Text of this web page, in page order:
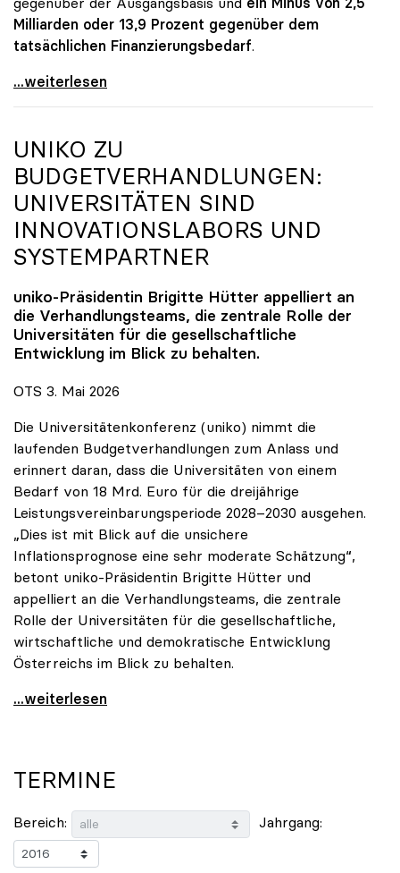
Milliarden oder 13,9 Prozent gegenüber dem
tatsächlichen Finanzierungsbedarf.
\"Österreich ist für die heimischen Universitäten
...weiterlesen
UNIKO ZU
BUDGETVERHANDLUNGEN:
UNIVERSITÄTEN SIND
INNOVATIONSLABORS UND
SYSTEMPARTNER
uniko-Präsidentin Brigitte Hütter appelliert an
die Verhandlungsteams, die zentrale Rolle der
Universitäten für die gesellschaftliche
Entwicklung im Blick zu behalten.
OTS 3. Mai 2026
Die Universitätenkonferenz (uniko) nimmt die
laufenden Budgetverhandlungen zum Anlass und
erinnert daran, dass die Universitäten von einem
Bedarf von 18 Mrd. Euro für die dreijährige
Leistungsvereinbarungsperiode 2028–2030 ausgehen.
„Dies ist mit Blick auf die unsichere
Inflationsprognose eine sehr moderate Schätzung“,
betont uniko-Präsidentin Brigitte Hütter und
appelliert an die Verhandlungsteams, die zentrale
Rolle der Universitäten für die gesellschaftliche,
wirtschaftliche und demokratische Entwicklung
Österreichs im Blick zu behalten.
uniko zu Budgetverhandlungen: Universitäten sind
...weiterlesen
TERMINE
Bereich: Jahrgang: